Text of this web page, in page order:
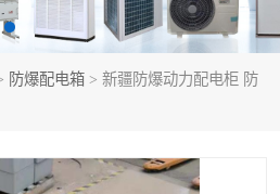
防爆配电箱 > 新疆防爆动力配电柜 防
防爆接线箱
防爆监视显示器